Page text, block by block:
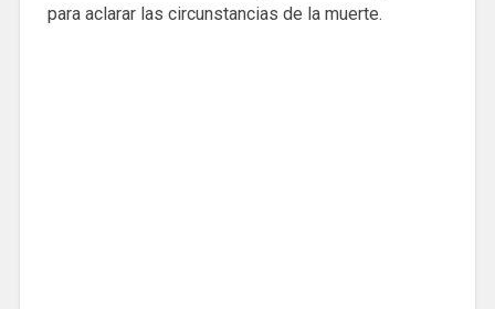
para aclarar las circunstancias de la muerte.